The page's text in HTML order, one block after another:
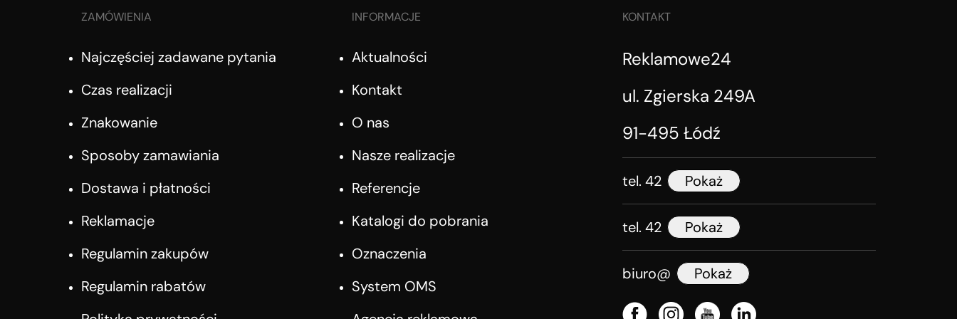
ZAMÓWIENIA
Najczęściej zadawane pytania
Czas realizacji
Znakowanie
Sposoby zamawiania
Dostawa i płatności
Reklamacje
Regulamin zakupów
Regulamin rabatów
INFORMACJE
Aktualności
Kontakt
O nas
Nasze realizacje
Referencje
Katalogi do pobrania
Oznaczenia
System OMS
KONTAKT
Reklamowe24
ul. Zgierska 249A
91-495 Łódź
tel. 42 Pokaż
tel. 42 Pokaż
biuro@ Pokaż